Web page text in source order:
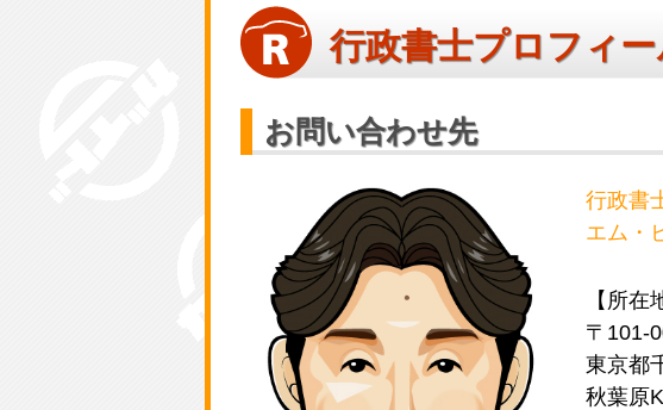
行政書士プロフィ
お問い合わせ先
行政書
エム・
【所在
〒101-
東京都
秋葉原